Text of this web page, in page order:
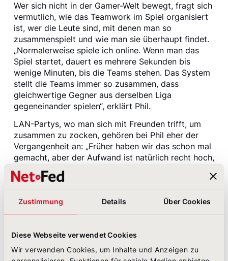
Zustimmung Details Über Cookies
Diese Webseite verwendet Cookies
Wir verwenden Cookies, um Inhalte und Anzeigen zu
Wer sich nicht in der Gamer-Welt bewegt, fragt sich
vermutlich, wie das Teamwork im Spiel organisiert
ist, wer die Leute sind, mit denen man so
zusammenspielt und wie man sie überhaupt findet.
„Normalerweise spiele ich online. Wenn man das
Spiel startet, dauert es mehrere Sekunden bis
wenige Minuten, bis die Teams stehen. Das System
stellt die Teams immer so zusammen, dass
gleichwertige Gegner aus derselben Liga
gegeneinander spielen“, erklärt Phil.
LAN-Partys, wo man sich mit Freunden trifft, um
zusammen zu zocken, gehören bei Phil eher der
Vergangenheit an: „Früher haben wir das schon mal
gemacht, aber der Aufwand ist natürlich recht hoch,
bis man alle Rechner in einen Raum gebracht und
alles aufgebaut hat.“
Einsames Kellerkind oder Spaß-Zocker?
Bisher gehen gut 6.600 Stunden von Phils Freizeit
mehr als neun Monate Lebenszeit. Zum Vergleich:
Der Durchschnittsmensch spielt ca. 4 Monate